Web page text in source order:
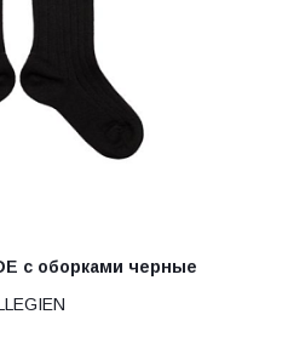
с оборками черные